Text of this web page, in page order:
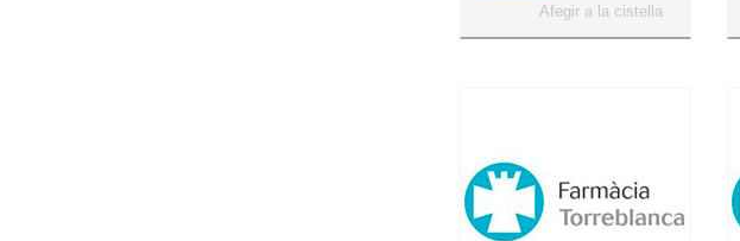
Afegir a la cistella